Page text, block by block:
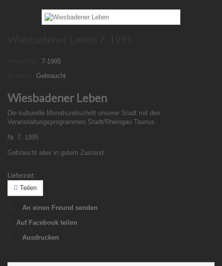
7-1995
Gebraucht
Wiesbadener Leben
Die kulturelle Monatszeitschrift unserer Stadt mit den
Veranstaltungsprogrammen Stadt/Rheingau Taunus
Nr. 7, 1995
Gebraucht aber in gutem Zustand.
Lieferzeit:
Teilen
An einen Freund senden
Auf Facebook teilen
Ausdrucken